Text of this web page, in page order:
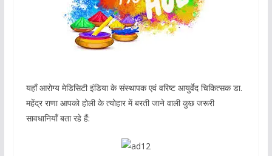
यहाँ आरोग्य मेडिसिटी इंडिया के संस्थापक एवं वरिष्ट आयुर्वेद चिकित्सक डा.
महेंद्र राणा आपको होली के त्योहार में बरती जाने वाली कुछ जरूरी
सावधानियाँ बता रहे हैं: